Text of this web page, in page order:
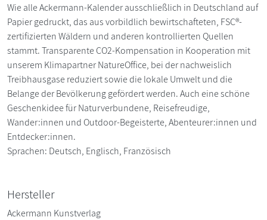
Wie alle Ackermann-Kalender ausschließlich in Deutschland auf
Papier gedruckt, das aus vorbildlich bewirtschafteten, FSC®-
zertifizierten Wäldern und anderen kontrollierten Quellen
stammt. Transparente CO2-Kompensation in Kooperation mit
unserem Klimapartner NatureOffice, bei der nachweislich
Treibhausgase reduziert sowie die lokale Umwelt und die
Belange der Bevölkerung gefördert werden. Auch eine schöne
Geschenkidee für Naturverbundene, Reisefreudige,
Wander:innen und Outdoor-Begeisterte, Abenteurer:innen und
Entdecker:innen.
Sprachen: Deutsch, Englisch, Französisch
Hersteller
Ackermann Kunstverlag